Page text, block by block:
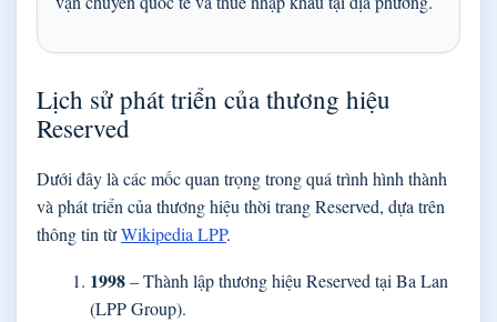
Lịch sử phát triển của thương hiệu
Reserved
Dưới đây là các mốc quan trọng trong quá trình hình thành
và phát triển của thương hiệu thời trang Reserved, dựa trên
thông tin từWikipedia LPP.
1998– Thành lập thương hiệu Reserved tại Ba Lan
(LPP Group).